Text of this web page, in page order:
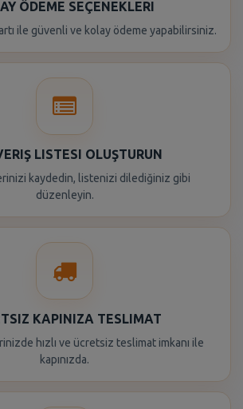
ÖDEME SEÇENEKLERI
ile güvenli ve kolay ödeme yapabilirsiniz.
LISTESI OLUŞTURUN
kaydedin, listenizi dilediğiniz gibi
düzenleyin.
KAPINIZA TESLIMAT
hızlı ve ücretsiz teslimat imkanı ile
kapınızda.